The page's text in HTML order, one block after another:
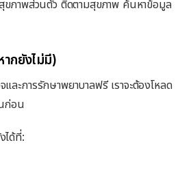
ภาพส่วนตัว ติดตามสุขภาพ ค้นหาข้อมูล
ากยังไม่มี)
ละการรักษาพยาบาลฟรี เราจะต้องโหลด
ก่อน
ได้ที่: